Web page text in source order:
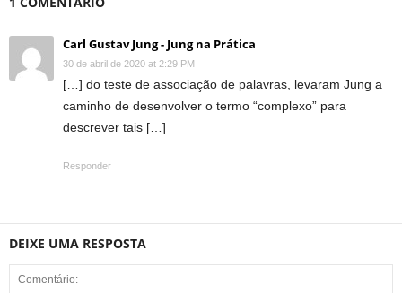
Carl Gustav Jung - Jung na Prática
30 de abril de 2020 at 2:29 PM
[…] do teste de associação de palavras, levaram Jung a
caminho de desenvolver o termo “complexo” para
descrever tais […]
Responder
DEIXE UMA RESPOSTA